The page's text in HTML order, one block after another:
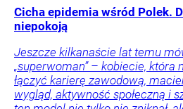
Cicha epidemia wśród Polek.
niepokoją
Jeszcze kilkanaście lat temu
„superwoman” – kobiecie, która
łączyć karierę zawodową,
wygląd, aktywność społeczną i